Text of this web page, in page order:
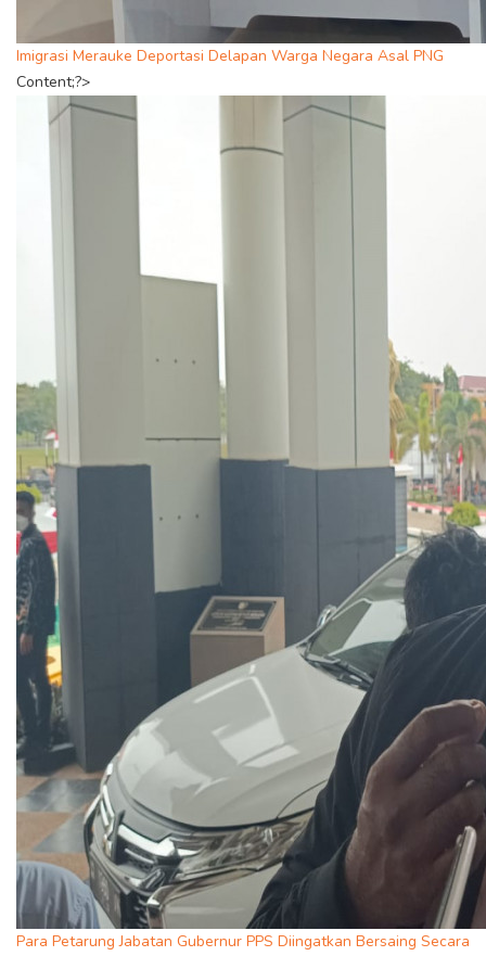
Imigrasi Merauke Deportasi Delapan Warga Negara Asal PNG
Content;?>
Para Petarung Jabatan Gubernur PPS Diingatkan Bersaing Secara